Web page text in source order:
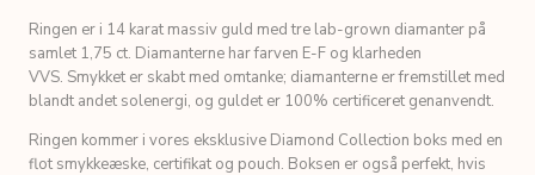
Ringen er i 14 karat massiv guld med tre lab-grown diamanter på
samlet 1,75 ct. Diamanterne har farven E-F og klarheden
VVS. Smykket er skabt med omtanke; diamanterne er fremstillet med
blandt andet solenergi, og guldet er 100% certificeret genanvendt.
Ringen kommer i vores eksklusive Diamond Collection boks med en
flot smykkeæske, certifikat og pouch. Boksen er også perfekt, hvis